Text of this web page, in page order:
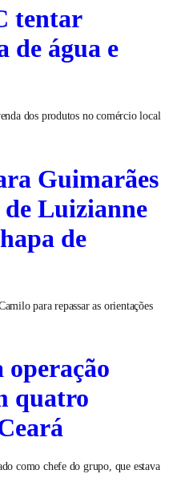
tentar
de água e
dos produtos no comércio local
Guimarães
de Luizianne
de
para repassar as orientações
quatro
como chefe do grupo, que estava